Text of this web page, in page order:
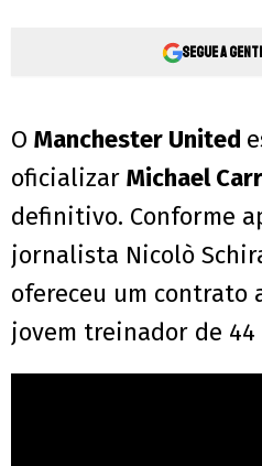
Segue a
O Manchester United
oficializar Michael
definitivo. Conforme
jornalista Nicolò
ofereceu um contrato
jovem treinador de 44